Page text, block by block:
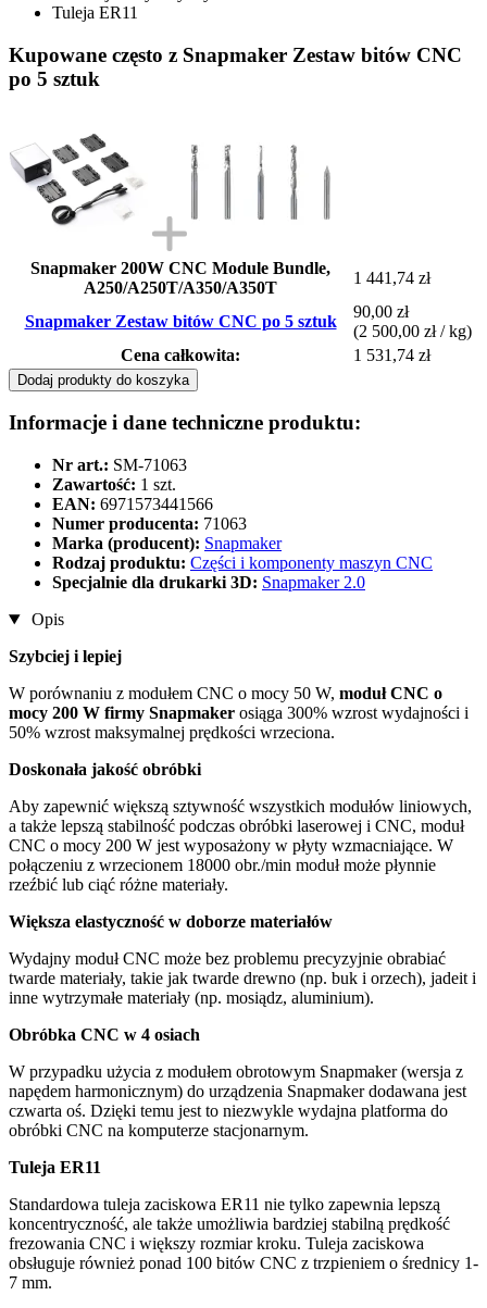
Tuleja ER11
Kupowane często z Snapmaker Zestaw bitów CNC
po 5 sztuk
Snapmaker 200W CNC Module Bundle,
A250/A250T/A350/A350T
1 441,74 zł
Snapmaker Zestaw bitów CNC po 5 sztuk
90,00 zł
(2 500,00 zł / kg)
Cena całkowita:
1 531,74 zł
Dodaj produkty do koszyka
Informacje i dane techniczne produktu:
Nr art.: SM-71063
Zawartość: 1 szt.
EAN: 6971573441566
Numer producenta: 71063
Marka (producent): Snapmaker
Rodzaj produktu: Części i komponenty maszyn CNC
Specjalnie dla drukarki 3D: Snapmaker 2.0
Opis
Szybciej i lepiej
W porównaniu z modułem CNC o mocy 50 W, moduł CNC o
mocy 200 W firmy Snapmaker osiąga 300% wzrost wydajności i
50% wzrost maksymalnej prędkości wrzeciona.
Doskonała jakość obróbki
Aby zapewnić większą sztywność wszystkich modułów liniowych,
a także lepszą stabilność podczas obróbki laserowej i CNC, moduł
CNC o mocy 200 W jest wyposażony w płyty wzmacniające. W
połączeniu z wrzecionem 18000 obr./min moduł może płynnie
rzeźbić lub ciąć różne materiały.
Większa elastyczność w doborze materiałów
Wydajny moduł CNC może bez problemu precyzyjnie obrabiać
twarde materiały, takie jak twarde drewno (np. buk i orzech), jadeit i
inne wytrzymałe materiały (np. mosiądz, aluminium).
Obróbka CNC w 4 osiach
W przypadku użycia z modułem obrotowym Snapmaker (wersja z
napędem harmonicznym) do urządzenia Snapmaker dodawana jest
czwarta oś. Dzięki temu jest to niezwykle wydajna platforma do
obróbki CNC na komputerze stacjonarnym.
Tuleja ER11
Standardowa tuleja zaciskowa ER11 nie tylko zapewnia lepszą
koncentryczność, ale także umożliwia bardziej stabilną prędkość
frezowania CNC i większy rozmiar kroku. Tuleja zaciskowa
obsługuje również ponad 100 bitów CNC z trzpieniem o średnicy 1-
7 mm.